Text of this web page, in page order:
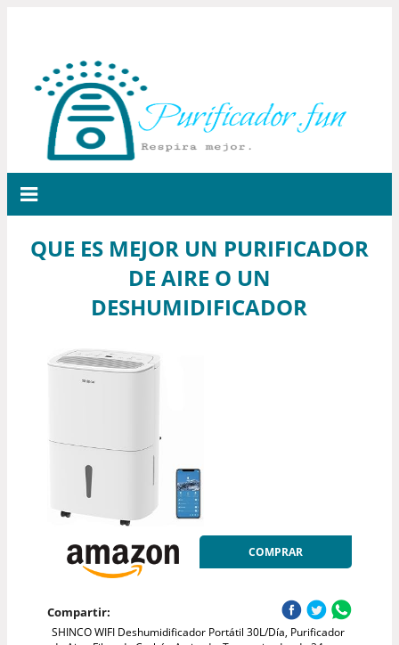
QUE ES MEJOR UN PURIFICADOR
DE AIRE O UN
DESHUMIDIFICADOR
COMPRAR
Compartir:
SHINCO WIFI Deshumidificador Portátil 30L/Día, Purificador